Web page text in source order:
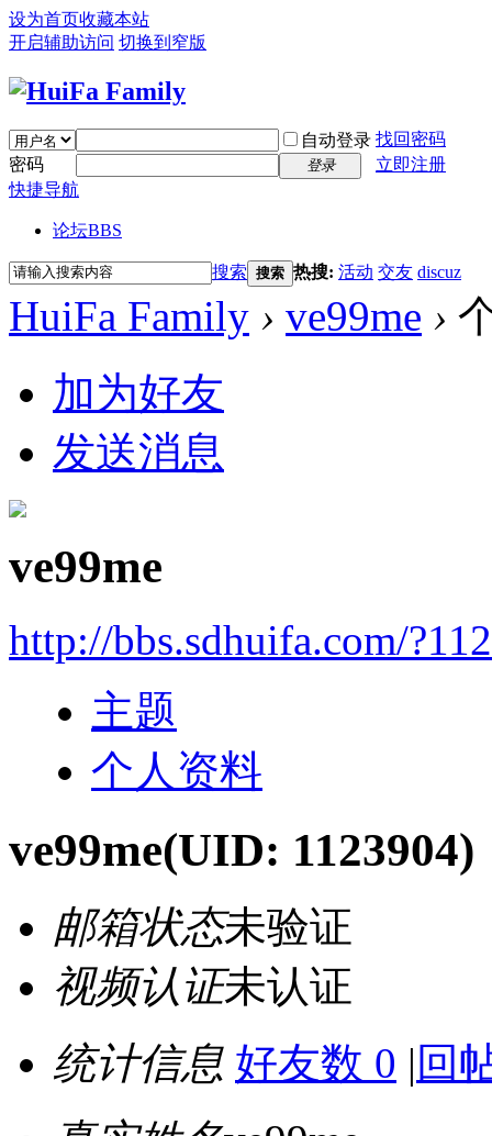
设为首页收藏本站
开启辅助访问 切换到窄版
自动登录 找回密码
密码
登录
立即注册
快捷导航
论坛BBS
搜索 搜索 热搜: 活动 交友 discuz
HuiFa Family › ve99me ›
加为好友
发送消息
ve99me
http://bbs.sdhuifa.com/
主题
个人资料
ve99me(UID: 1123904)
邮箱状态未验证
视频认证未认证
统计信息 好友数 0 | 回